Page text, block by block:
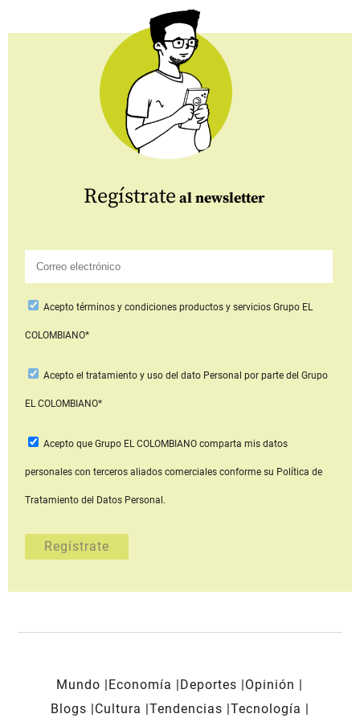
Regístrate al newsletter
Aceptotérminos y condiciones productos y serviciosGrupo EL
COLOMBIANO*
Acepto el tratamiento y uso del dato Personal por parte del Grupo
EL COLOMBIANO*
Acepto que Grupo EL COLOMBIANOcomparta mis datos
personales con terceros aliados comerciales conforme su Política de
Tratamiento del Datos Personal.
Mundo Economía Deportes
Opinión
Blogs
Cultura Tendencias Tecnología